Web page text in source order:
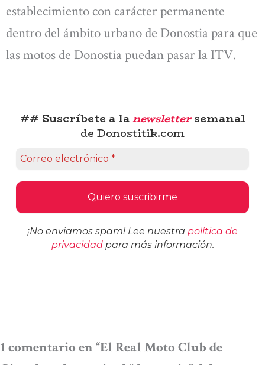
establecimiento con carácter permanente
dentro del ámbito urbano de Donostia para que
las motos de Donostia puedan pasar la ITV.
## Suscríbete a lanewslettersemanal
de Donostitik.com
¡No enviamos spam! Lee nuestra política de
privacidadpara más información.
1 comentario en “El Real Moto Club de